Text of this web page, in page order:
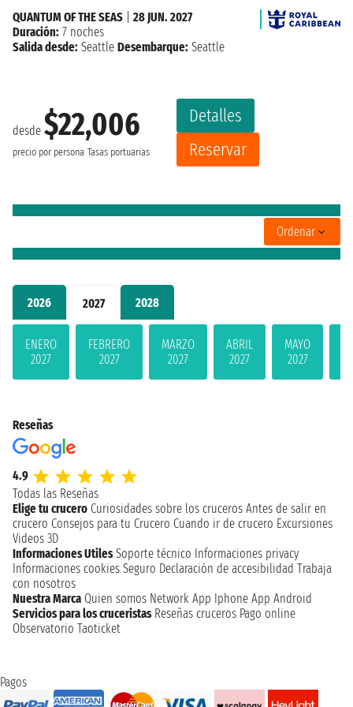
2026 2027 2028
ENERO
2027
FEBRERO
2027
MARZO
2027
ABRIL
2027
MAYO
2027
desde $22,006
precio por persona Tasas portuarias
Detalles
Reservar
QUANTUM OF THE SEAS
28 JUN. 2027
Duración: 7 noches
Salida desde: Seattle Desembarque: Seattle
Ordenar
Reseñas
4.9
Todas las Reseñas
Elige tu crucero Curiosidades sobre los cruceros Antes de salir en
crucero Consejos para tu Crucero Cuando ir de crucero Excursiones
Videos 3D
Informaciones Utiles Soporte técnico Informaciones privacy
Informaciones cookies Seguro Declaración de accesibilidad Trabaja
con nosotros
Nuestra Marca Quien somos Network App Iphone App Android
Servicios para los cruceristas Reseñas cruceros Pago online
Observatorio Taoticket
Pagos